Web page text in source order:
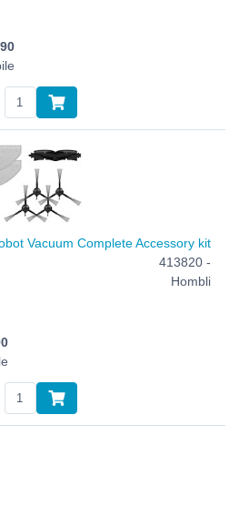
Vacuum Complete Accessory kit
413820 -
Hombli